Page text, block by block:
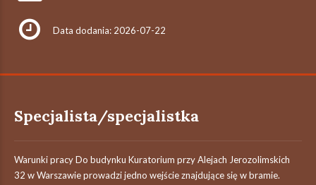
Data dodania: 2026-07-22
Specjalista/specjalistka
Warunki pracy Do budynku Kuratorium przy Alejach Jerozolimskich
32 w Warszawie prowadzi jedno wejście znajdujące się w bramie.